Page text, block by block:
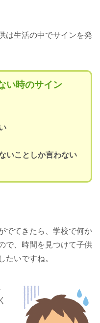
は生活の中でサインを発
い時のサイン
いことしか言わない
でてきたら、学校で何か
で、時間を見つけて子供
たいですね。